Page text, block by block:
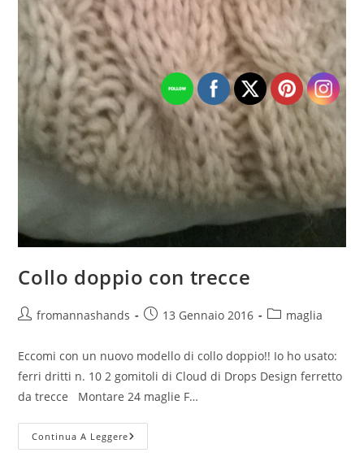
Collo doppio con trecce
Autorefromannashands
Articolo13 Gennaio 2016
Categoria
maglia
Eccomi con un nuovo modello di collo doppio!! Io ho usato:
ferri dritti n. 10 2 gomitoli di Cloud di Drops Design ferretto
da trecce Montare 24 maglie F…
Continua A LeggereCollo
Doppio